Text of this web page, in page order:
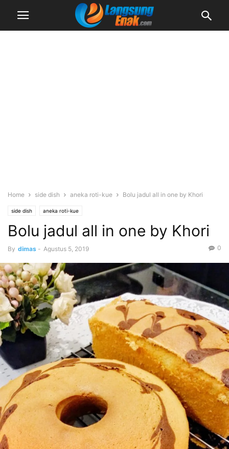
Home side dish aneka roti-kue Bolu jadul all in one by Khori
side dish aneka roti-kue
Bolu jadul all in one by Khori
By dimas - Agustus 5, 2019 0